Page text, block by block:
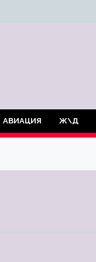
АВИАЦИЯ Ж\Д